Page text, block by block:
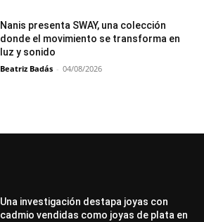
Nanis presenta SWAY, una colección
donde el movimiento se transforma en
luz y sonido
Beatriz Badás - 04/08/2026
Una investigación destapa joyas con
cadmio vendidas como joyas de plata en